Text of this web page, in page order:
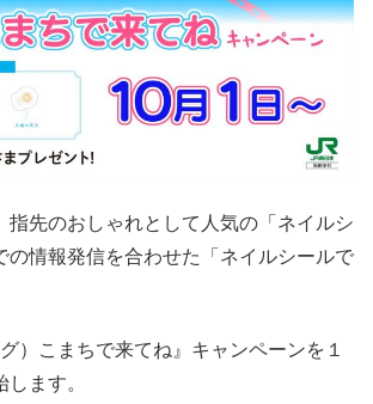
指先のおしゃれとして人気の「ネイルシ
の情報発信を合わせた「ネイルシールで
）こまちで来てね』キャンペーンを１
ます。